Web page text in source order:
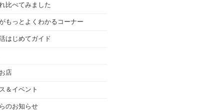
比べてみました
もっとよくわかるコーナー
はじめてガイド
店
＆イベント
のお知らせ